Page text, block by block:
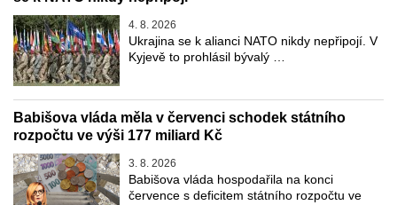
4. 8. 2026
Ukrajina se k alianci NATO nikdy nepřipojí. V
Kyjevě to prohlásil bývalý …
Babišova vláda měla v červenci schodek státního
rozpočtu ve výši 177 miliard Kč
3. 8. 2026
Babišova vláda hospodařila na konci
července s deficitem státního rozpočtu ve